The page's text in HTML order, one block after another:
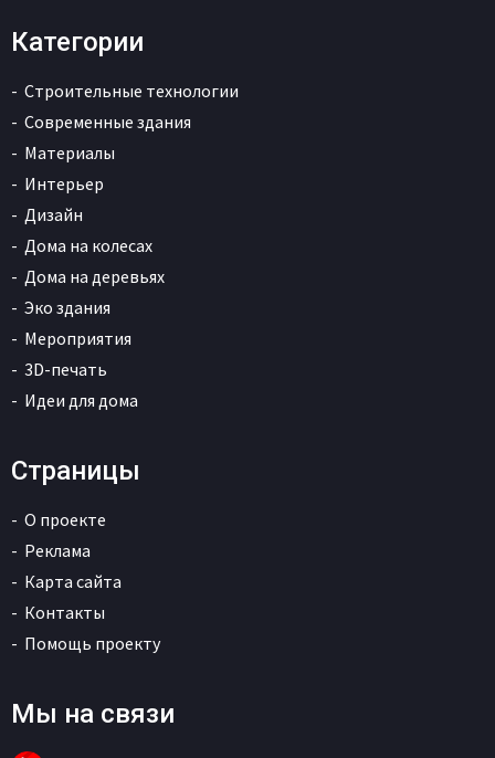
Категории
Строительные технологии
Современные здания
Материалы
Интерьер
Дизайн
Дома на колесах
Дома на деревьях
Эко здания
Мероприятия
3D-печать
Идеи для дома
Страницы
О проекте
Реклама
Карта сайта
Контакты
Помощь проекту
Мы на связи